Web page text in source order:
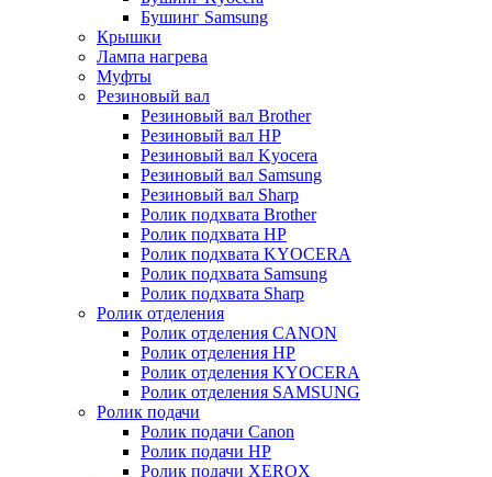
Бушинг Samsung
Крышки
Лампа нагрева
Муфты
Резиновый вал
Резиновый вал Brother
Резиновый вал HP
Резиновый вал Kyocera
Резиновый вал Samsung
Резиновый вал Sharp
Ролик подхвата Brother
Ролик подхвата HP
Ролик подхвата KYOCERA
Ролик подхвата Samsung
Ролик подхвата Sharp
Ролик отделения
Ролик отделения CANON
Ролик отделения HP
Ролик отделения KYOCERA
Ролик отделения SAMSUNG
Ролик подачи
Ролик подачи Canon
Ролик подачи HP
Ролик подачи XEROX